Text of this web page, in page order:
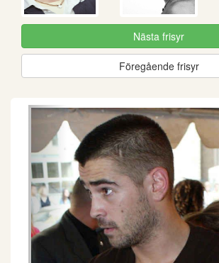
Nästa frisyr
Föregående frisyr
Föregående